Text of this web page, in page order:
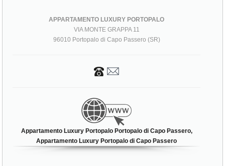
APPARTAMENTO LUXURY PORTOPALO
VIA MONTE GRAPPA 11
96010 Portopalo di Capo Passero (SR)
Appartamento Luxury Portopalo Portopalo di Capo Passero,
Appartamento Luxury Portopalo di Capo Passero